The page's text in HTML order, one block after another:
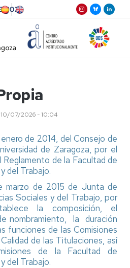
10/07/2026 - 10:04
de 2014, del Consejo de
de Zaragoza, por el
de la Facultad de
del Trabajo.
marzo de 2015 de Junta de
Sociales y del Trabajo, por
la composición, el
nombramiento, la duración
funciones de las Comisiones
de las Titulaciones, así
de la Facultad de
del Trabajo.